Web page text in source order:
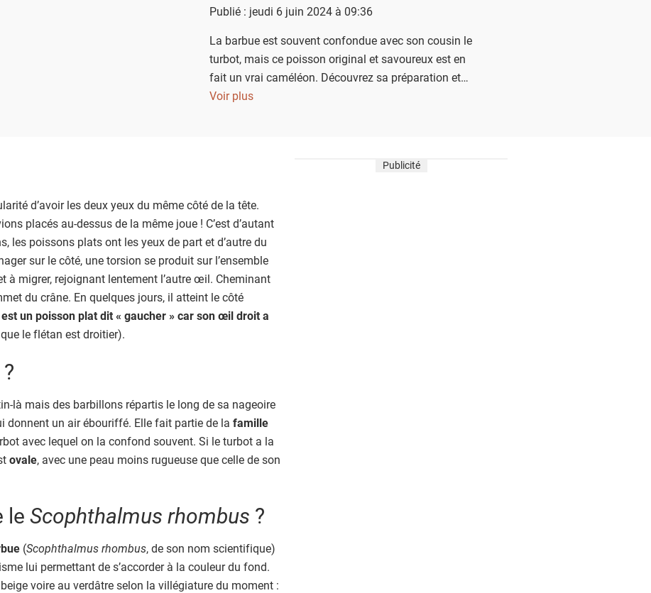
Publié : jeudi 6 juin 2024 à 09:36
La barbue est souvent confondue avec son cousin le
turbot, mais ce poisson original et savoureux est en
fait un vrai caméléon. Découvrez sa préparation et
comment la cuisiner.
Voir plus
d’avoir les deux yeux du même côté de la tête.
placés au-dessus de la même joue ! C’est d’autant
les poissons plats ont les yeux de part et d’autre du
sur le côté, une torsion se produit sur l’ensemble
à migrer, rejoignant lentement l’autre œil. Cheminant
du crâne. En quelques jours, il atteint le côté
un poisson plat dit « gaucher » car son œil droit a
le flétan est droitier).
là mais des barbillons répartis le long de sa nageoire
donnent un air ébouriffé. Elle fait partie de la famille
avec lequel on la confond souvent. Si le turbot a la
ovale, avec une peau moins rugueuse que celle de son
leScophthalmus rhombus ?
(Scophthalmus rhombus, de son nom scientifique)
lui permettant de s’accorder à la couleur du fond.
voire au verdâtre selon la villégiature du moment :
Publicité